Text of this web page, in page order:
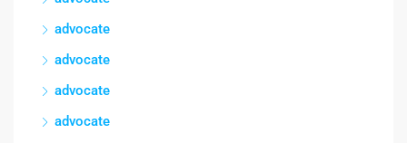
advocate
advocate
advocate
advocate